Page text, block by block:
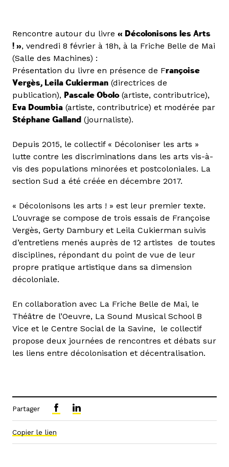
Rencontre autour du livre « Décolonisons les Arts
! », vendredi 8 février à 18h, à la Friche Belle de Mai
(Salle des Machines) :
Présentation du livre en présence de Françoise
Vergès, Leila Cukierman (directrices de
publication), Pascale Obolo(artiste, contributrice),
Eva Doumbia (artiste, contributrice) et modérée par
Stéphane Galland (journaliste).
Depuis 2015, le collectif « Décoloniser les arts »
lutte contre les discriminations dans les arts vis-à-
vis des populations minorées et postcoloniales. La
section Sud a été créée en décembre 2017.
« Décolonisons les arts ! » est leur premier texte.
L’ouvrage se compose de trois essais de Françoise
Vergès, Gerty Dambury et Leila Cukierman suivis
d’entretiens menés auprès de 12 artistes de toutes
disciplines, répondant du point de vue de leur
propre pratique artistique dans sa dimension
décoloniale.
En collaboration avec La Friche Belle de Mai, le
Théâtre de l’Oeuvre, La Sound Musical School B
Vice et le Centre Social de la Savine, le collectif
propose deux journées de rencontres et débats sur
les liens entre décolonisation et décentralisation.
Partager
Copier le lien